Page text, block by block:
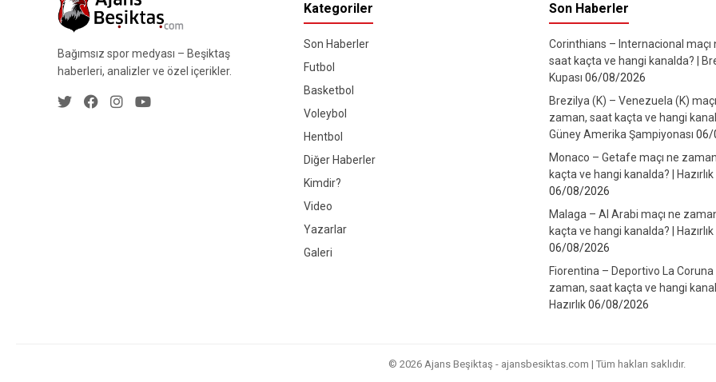
Bağımsız spor medyası – Beşiktaş
haberleri, analizler ve özel içerikler.
Kategoriler
Son Haberler
Futbol
Basketbol
Voleybol
Hentbol
Diğer Haberler
Kimdir?
Video
Yazarlar
Galeri
Son Haberler
Corinthians – Internacional maçı
saat kaçta ve hangi kanalda? |
Kupası 06/08/2026
Brezilya (K) – Venezuela (K)
zaman, saat kaçta ve hangi
Güney Amerika Şampiyonası 06/
Monaco – Getafe maçı ne
kaçta ve hangi kanalda? | Hazırlık
06/08/2026
Malaga – Al Arabi maçı ne
kaçta ve hangi kanalda? | Hazırlık
06/08/2026
Fiorentina – Deportivo La Coruna
zaman, saat kaçta ve hangi
Hazırlık06/08/2026
© 2026 Ajans Beşiktaş - ajansbesiktas.com | Tüm hakları saklıdır.